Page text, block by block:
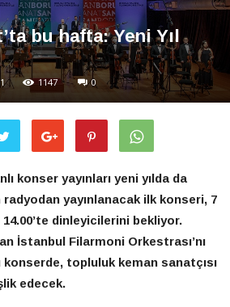
bu hafta: Yeni Yıl
1147 0
konser yayınları yeni yılda da
radyodan yayınlanacak ilk konseri, 7
dinleyicilerini bekliyor.
İstanbul Filarmoni Orkestrası’nı
topluluk keman sanatçısı
edecek.